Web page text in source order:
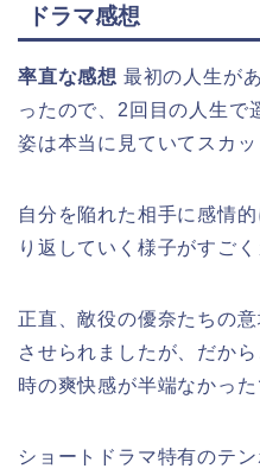
ドラマ感想
率直な感想 最初の人生が
ったので、2回目の人生で
姿は本当に見ていてスカッ
自分を陥れた相手に感情
り返していく様子がすご
正直、敵役の優奈たちの
させられましたが、だか
時の爽快感が半端なかった
ショートドラマ特有のテ